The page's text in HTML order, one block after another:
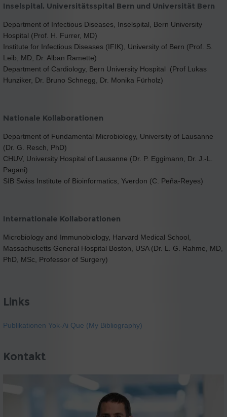
Inselspital, Universitätsspital Bern und Universität Bern
Department of Infectious Diseases, Inselspital, Bern University
Hospital (Prof. H. Furrer, MD)
Institute for Infectious Diseases (IFIK), University of Bern (Prof. S.
Leib, MD, Dr. Alban Ramette)
Department of Cardiology, Bern University Hospital (Prof Lukas
Hunziker, Dr. Bruno Schnegg, Dr. Monika Fürholz)
Nationale Kollaborationen
Department of Fundamental Microbiology, University of Lausanne
(Dr. G. Resch, PhD)
CHUV, University Hospital of Lausanne (Dr. P. Eggimann, Dr. J.-L.
Pagani)
SIB Swiss Institute of Bioinformatics, Yverdon (C. Peña-Reyes)
Internationale Kollaborationen
Microbiology and Immunobiology, Harvard Medical School,
Massachusetts General Hospital Boston, USA (Dr. L. G. Rahme, MD,
PhD, MSc, Professor of Surgery)
Links
Publikationen Yok-Ai Que (My Bibliography)
Kontakt